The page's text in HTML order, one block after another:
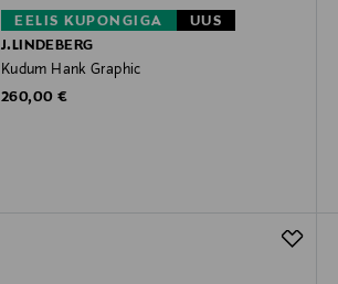
EELIS KUPONGIGA
UUS
J.LINDEBERG
Kudum Hank Graphic
Original Price
260,00 €